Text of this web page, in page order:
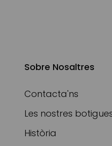
Sobre Nosaltres
Contacta'ns
Les nostres
Història